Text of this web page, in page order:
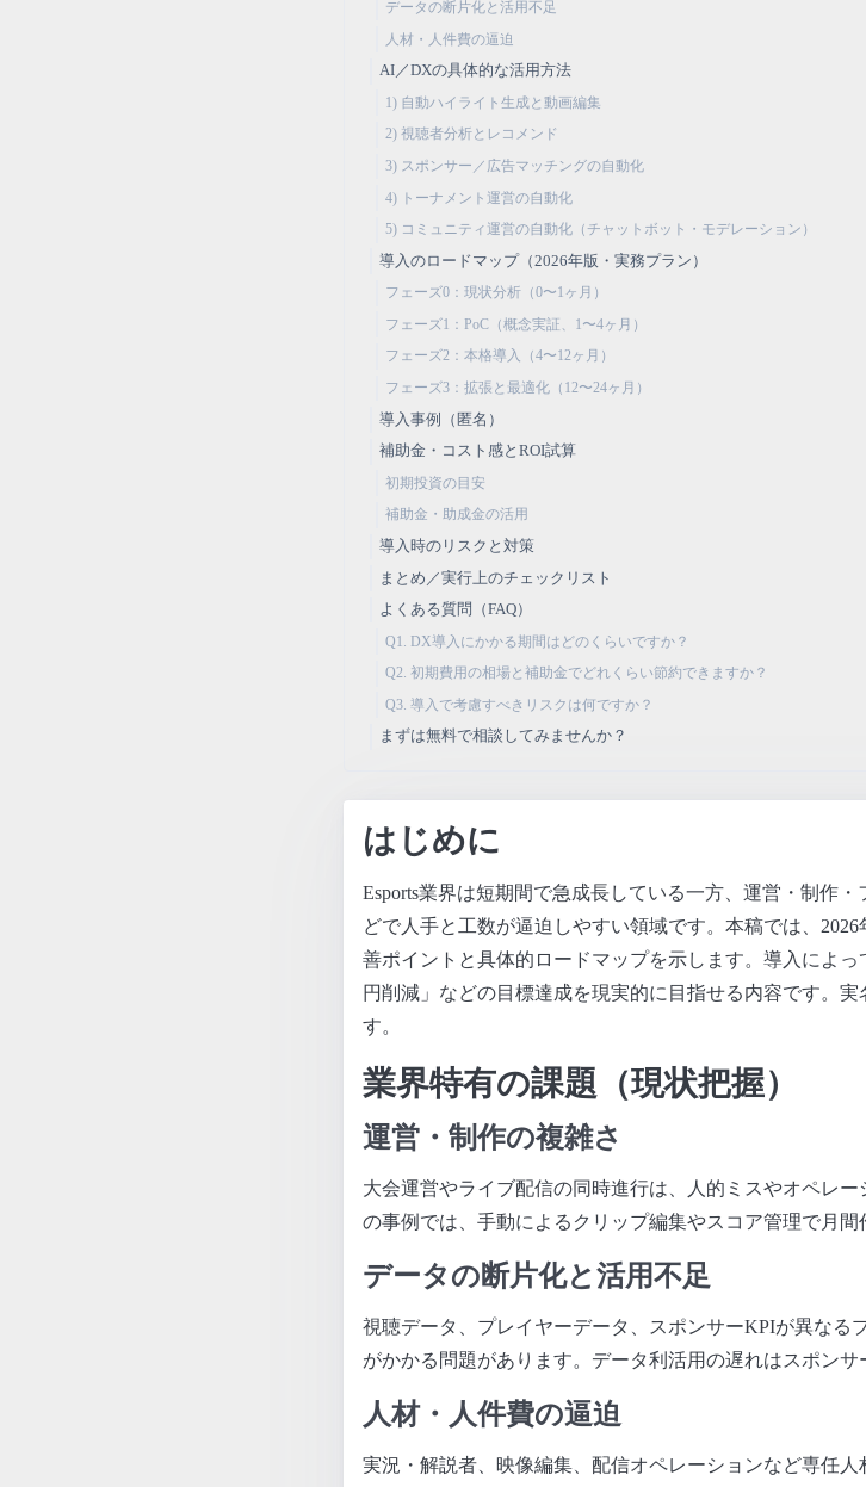
データの断片化と活用不足
人材・人件費の逼迫
AI／DXの具体的な活用方法
1) 自動ハイライト生成と動画編集
2) 視聴者分析とレコメンド
3) スポンサー／広告マッチングの自動化
4) トーナメント運営の自動化
5) コミュニティ運営の自動化（チャットボット・モデレーション）
導入のロードマップ（2026年版・実務プラン）
フェーズ0：現状分析（0〜1ヶ月）
フェーズ1：PoC（概念実証、1〜4ヶ月）
フェーズ2：本格導入（4〜12ヶ月）
フェーズ3：拡張と最適化（12〜24ヶ月）
導入事例（匿名）
補助金・コスト感とROI試算
初期投資の目安
補助金・助成金の活用
導入時のリスクと対策
まとめ／実行上のチェックリスト
よくある質問（FAQ）
Q1. DX導入にかかる期間はどのくらいですか？
Q2. 初期費用の相場と補助金でどれくらい節約できますか？
Q3. 導入で考慮すべきリスクは何ですか？
まずは無料で相談してみませんか？
はじめに
Esports業界は短期間で急成長している一方、運営・制作
どで人手と工数が逼迫しやすい領域です。本稿では、
善ポイントと具体的ロードマップを示します。導入によ
円削減」などの目標達成を現実的に目指せる内容です。
す。
業界特有の課題（現状把握）
運営・制作の複雑さ
大会運営やライブ配信の同時進行は、人的ミスやオペレ
の事例では、手動によるクリップ編集やスコア管理で月間
データの断片化と活用不足
視聴データ、プレイヤーデータ、スポンサーKPIが異なる
がかかる問題があります。データ利活用の遅れはスポンサ
人材・人件費の逼迫
実況・解説者、映像編集、配信オペレーションなど専任